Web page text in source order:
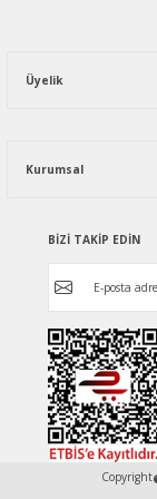
Üyelik
Kurumsal
BİZİ TAKİP EDİN
Copyright